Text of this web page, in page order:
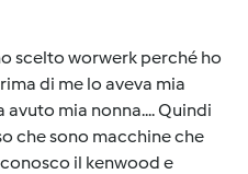
scelto worwerk perché ho
di me lo aveva mia
mia nonna.... Quindi
che sono macchine che
il kenwood e